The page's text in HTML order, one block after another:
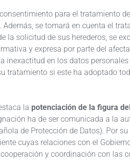
para el tratamiento
se tomará en cuenta el
la solicitud de sus herederos, se
y expresa por parte del
inexactitud en los datos
tratamiento si este ha adoptado
la potenciación de la figura
ha de ser comunicada a la
de Protección de Datos). Por
cuyas relaciones con el
y coordinación con las